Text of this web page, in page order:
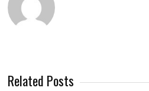
Related Posts